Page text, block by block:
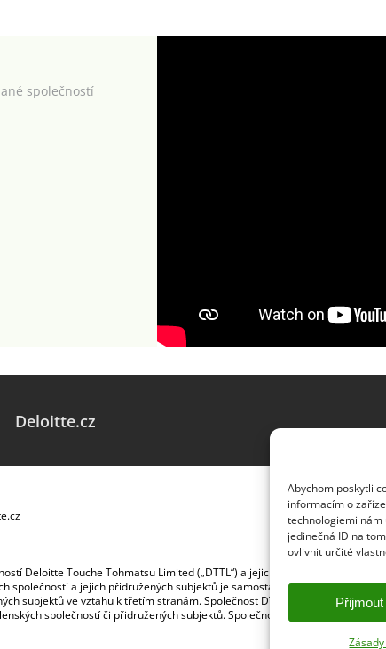
Abychom poskytli
informacím o
technologiemi nám
jedinečná ID na
ovlivnit určité
Přijmout
společností
Deloitte.cz
Deloitte Touche Tohmatsu Limited („DTTL“) a jejich dceřiné a přidružené
společností a jejich přidružených subjektů je samostatným a nezávislým
subjektů ve vztahu k třetím stranám. Společnost DTTL a každá členská
společností či přidružených subjektů. Společnost DTTL služby